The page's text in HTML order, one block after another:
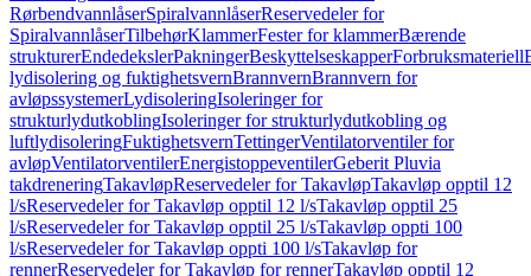
RørbendvannlåserSpiralvannlåserReservedeler for
SpiralvannlåserTilbehørKlammerFester for klammerBærende
strukturerEndedekslerPakningerBeskyttelseskapperForbruksmateriell
lydisolering og fuktighetsvernBrannvernBrannvern for
avløpssystemerLydisoleringIsoleringer for
strukturlydutkoblingIsoleringer for strukturlydutkobling og
luftlydisoleringFuktighetsvernTettingerVentilatorventiler for
avløpVentilatorventilerEnergistoppeventilerGeberit Pluvia
takdreneringTakavløpReservedeler for TakavløpTakavløp opptil 12
l/sReservedeler for Takavløp opptil 12 l/sTakavløp opptil 25
l/sReservedeler for Takavløp opptil 25 l/sTakavløp oppti 100
l/sReservedeler for Takavløp oppti 100 l/sTakavløp for
rennerReservedeler for Takavløp for rennerTakavløp opptil 12